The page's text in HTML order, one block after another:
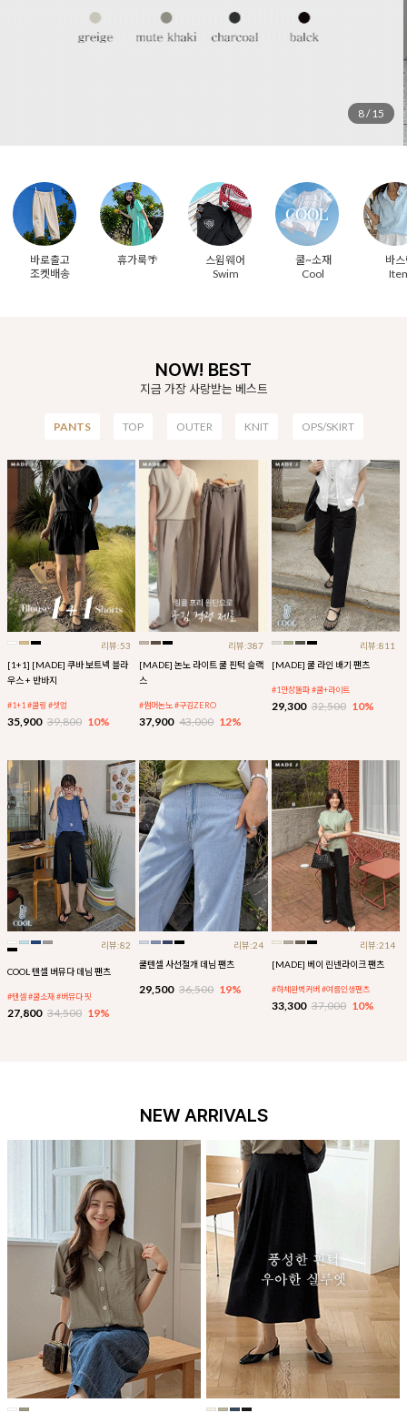
8/ 15
바로출고
조켓배송
휴가룩🌴
스윔웨어
Swim
쿨~소재
Cool
바
NOW! BEST
지금 가장 사랑받는 베스트
PANTS TOP OUTER KNIT OPS/SKIRT
리뷰:53
[1+1] [MADE] 쿠바 보트넥 블라
우스 + 반바지
#1+1 #쿨링 #셋업
35,900 39,800 10%
리뷰:387
[MADE] 논노 라이트 쿨 핀턱 슬랙
스
#썸머논노 #구김ZERO
37,900 43,000 12%
리뷰:811
[MADE] 쿨 라인 배기 팬츠
#1만장돌파 #쿨+라이트
29,300 32,500 10%
리뷰:82
COOL 텐셀 버뮤다 데님 팬츠
#텐셀 #쿨소재 #버뮤다 핏
27,800 34,500 19%
리뷰:24
쿨텐셀 사선절개 데님 팬츠
29,500 36,500 19%
리뷰:214
[MADE] 베이 린넨라이크 팬츠
#하체완벽커버 #여름인생팬츠
33,300 37,000 10%
NEW ARRIVALS